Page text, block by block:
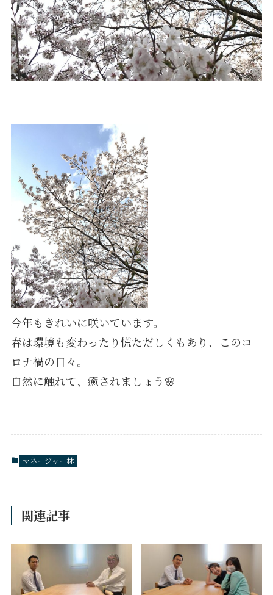
今年もきれいに咲いています。
春は環境も変わったり慌ただしくもあり、このコ
ロナ禍の日々。
自然に触れて、癒されましょう🌸
マネージャー林
関連記事